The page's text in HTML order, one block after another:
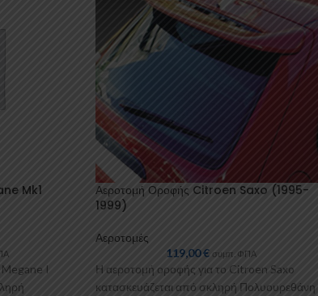
Mk1
Megane I
Αεροτομή Οροφής Citroen Saxo (1995-
1999)
Αεροτομές
119,00€ συμπ. ΦΠΑ
Η αεροτομή οροφής για το Citroen Saxo
κατασκευάζεται από σκληρή Πολυουρεθάνη